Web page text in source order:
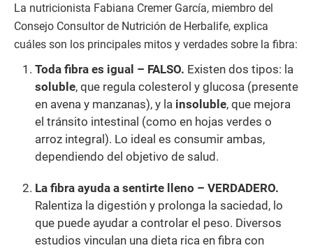
La nutricionista Fabiana Cremer García, miembro del
Consejo Consultor de Nutrición de Herbalife, explica
cuáles son los principales mitos y verdades sobre la fibra:
Toda fibra es igual – FALSO. Existen dos tipos: la
soluble, que regula colesterol y glucosa (presente
en avena y manzanas), y la insoluble, que mejora
el tránsito intestinal (como en hojas verdes o
arroz integral). Lo ideal es consumir ambas,
dependiendo del objetivo de salud.
La fibra ayuda a sentirte lleno – VERDADERO.
Ralentiza la digestión y prolonga la saciedad, lo
que puede ayudar a controlar el peso. Diversos
estudios vinculan una dieta rica en fibra con